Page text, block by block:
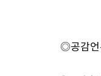
◎공감언